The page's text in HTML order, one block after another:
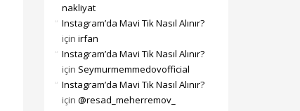
nakliyat
Instagram’da Mavi Tik Nasıl Alınır?
için irfan
Instagram’da Mavi Tik Nasıl Alınır?
için Seymurmemmedovofficial
Instagram’da Mavi Tik Nasıl Alınır?
için @resad_meherremov_